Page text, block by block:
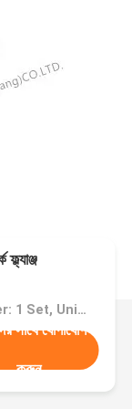
মূল্য：1st Tier: 1 Set, Unit Price USD 3.00 2nd Tier: 2-5 Sets, Unit Price USD 2.00 3rd Tier: Over 5 Sets, Unit Price USD 1.00
সাথে যোগাযোগ
করুন